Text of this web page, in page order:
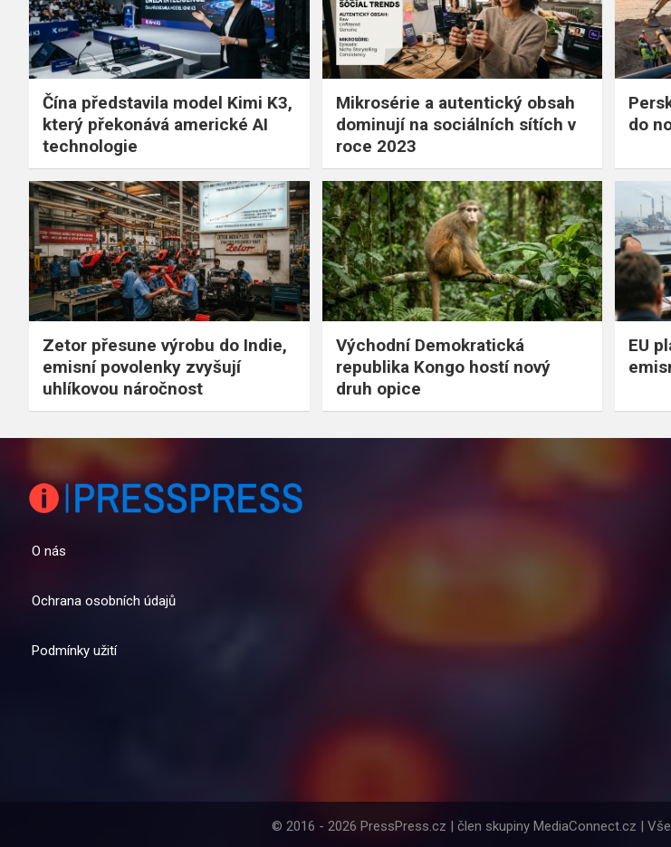
Čína představila model Kimi K3,
který překonává americké AI
technologie
Mikrosérie a autentický obsah
dominují na sociálních sítích v
roce 2023
do
Zetor přesune výrobu do Indie,
emisní povolenky zvyšují
uhlíkovou náročnost
Východní Demokratická
republika Kongo hostí nový
druh opice
EU
O nás
Ochrana osobních údajů
Podmínky užití
© 2016 - 2026 PressPress.cz | člen skupiny MediaConnect.cz |